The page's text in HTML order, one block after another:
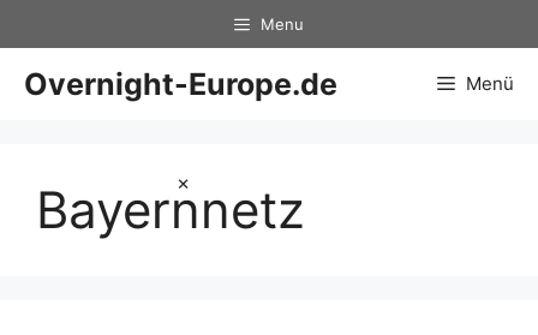
×
Inhalt
springen
Menu
Overnight-Europe.de Menü
Bayernnetz